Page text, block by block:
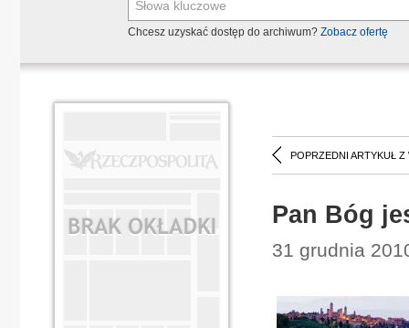
Chcesz uzyskać dostęp do archiwum? Zobacz ofertę
POPRZEDNI ARTYKUŁ Z
Pan Bóg
31 grudnia